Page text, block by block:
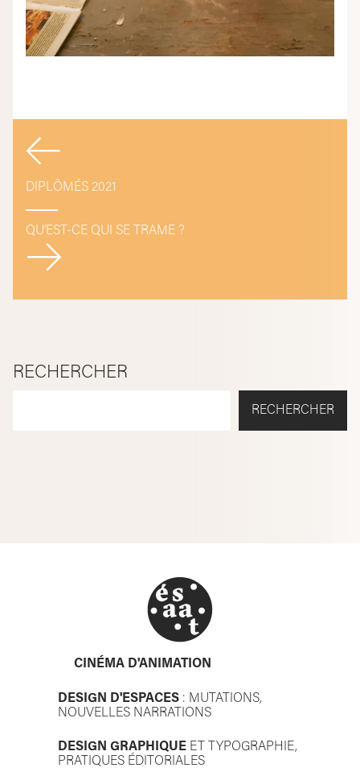
Navigation
de
l’article
DIPLÔMÉS 2021
QU’EST-CE QUI SE TRAME ?
RECHERCHER
RECHERCHER
CINÉMA D'ANIMATION
DESIGN D'ESPACES : MUTATIONS,
NOUVELLES NARRATIONS
DESIGN GRAPHIQUE ET TYPOGRAPHIE,
PRATIQUES ÉDITORIALES